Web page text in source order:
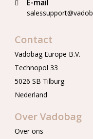
E-mail
Contact
Vadobag Europe B.V.
Technopol 33
5026 SB Tilburg
Nederland
Over Vadobag
Over ons